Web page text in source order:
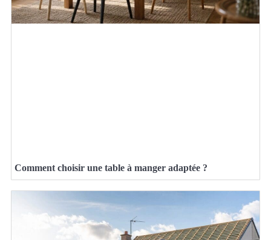
Comment choisir une table à manger adaptée ?